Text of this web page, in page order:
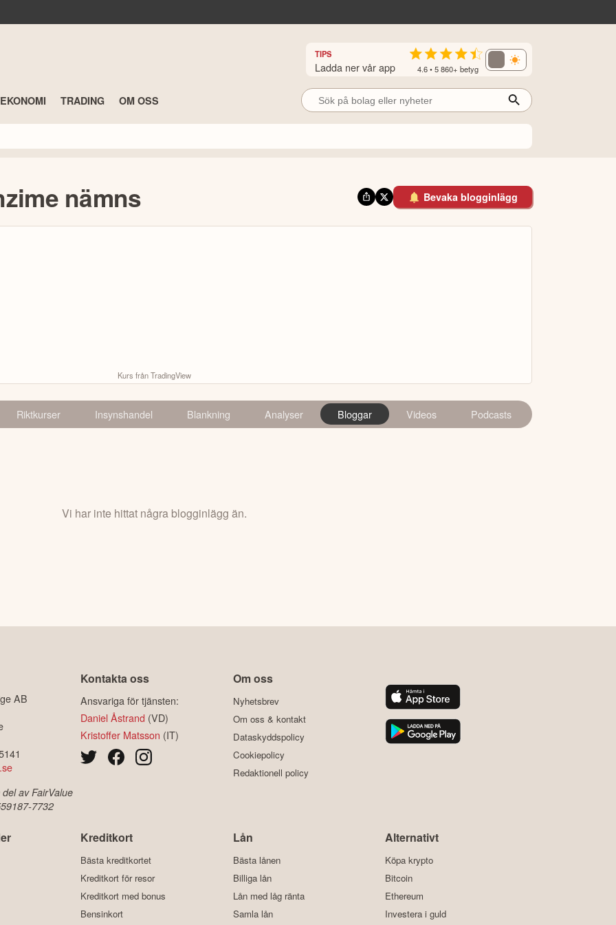
TIPS
Ladda ner vår app 4.6 • 5 860+ betyg
TRADING OM OSS
nämns Bevaka blogginlägg
Kurs från TradingView
Riktkurser Insynshandel Blankning Analyser Bloggar Videos Podcasts
Vi har inte hittat några blogginlägg än.
AB
av FairValue
7732
Kontakta oss
Ansvariga för tjänsten:
Daniel Åstrand (VD)
Kristoffer Matsson (IT)
Om oss
Nyhetsbrev
Om oss & kontakt
Dataskyddspolicy
Cookiepolicy
Redaktionell policy
Kreditkort
Bästa kreditkortet
Kreditkort för resor
Kreditkort med bonus
Bensinkort
Lån
Bästa lånen
Billiga lån
Lån med låg ränta
Samla lån
Alternativt
Köpa krypto
Bitcoin
Ethereum
Investera i guld